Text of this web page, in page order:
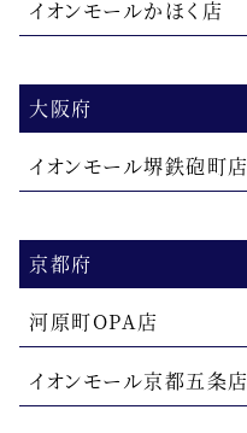
イオンモールかほく店
大阪府
イオンモール堺鉄砲町店
京都府
河原町OPA店
イオンモール京都五条店